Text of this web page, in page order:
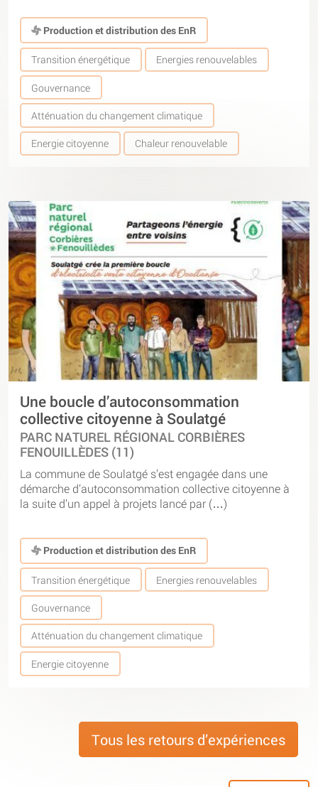
Production et distribution des EnR
Transition énergétique Energies renouvelables
Gouvernance
Atténuation du changement climatique
Energie citoyenne Chaleur renouvelable
Une boucle d’autoconsommation
collective citoyenne à Soulatgé
PARC NATUREL RÉGIONAL CORBIÈRES
FENOUILLÈDES (11)
La commune de Soulatgé s’est engagée dans une
démarche d’autoconsommation collective citoyenne à
la suite d’un appel à projets lancé par (…)
Production et distribution des EnR
Transition énergétique Energies renouvelables
Gouvernance
Atténuation du changement climatique
Energie citoyenne
Tous les retours d’expériences